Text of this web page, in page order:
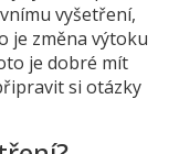
vyšetření,
je změna výtoku
je dobré mít
si otázky